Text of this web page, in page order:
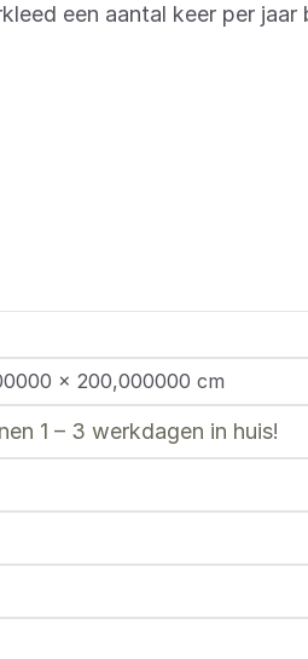
een aantal keer per
× 200,000000 cm
1 – 3 werkdagen in huis!